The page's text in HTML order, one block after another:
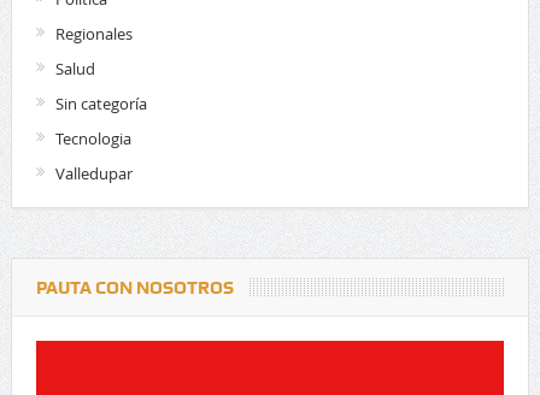
Regionales
Salud
Sin categoría
Tecnologia
Valledupar
PAUTA CON NOSOTROS